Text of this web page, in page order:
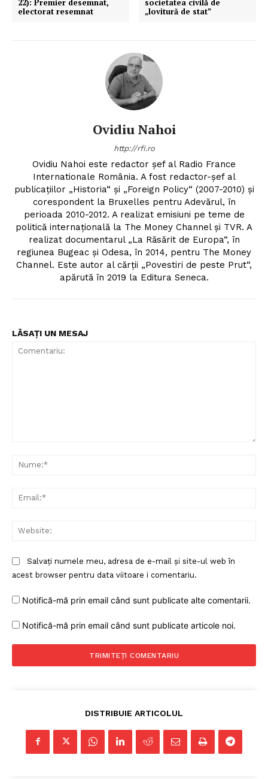
22): Premier desemnat,
electorat resemnat
societatea civilă de
„lovitură de stat”
Ovidiu Nahoi
http://rfi.ro
Ovidiu Nahoi este redactor șef al Radio France
Internationale România. A fost redactor-șef al
publicațiilor „Historia“ și „Foreign Policy“ (2007-2010) și
corespondent la Bruxelles pentru Adevărul, în
perioada 2010-2012. A realizat emisiuni pe teme de
politică internațională la The Money Channel și TVR. A
realizat documentarul „La Răsărit de Europa“, în
regiunea Bugeac și Odesa, în 2014, pentru The Money
Channel. Este autor al cărții „Povestiri de peste Prut“,
apărută în 2019 la Editura Seneca.
LĂSAȚI UN MESAJ
Salvați numele meu, adresa de e-mail și site-ul web în
acest browser pentru data viitoare i comentariu.
Notifică-mă prin email când sunt publicate alte comentarii.
Notifică-mă prin email când sunt publicate articole noi.
DISTRIBUIE ARTICOLUL